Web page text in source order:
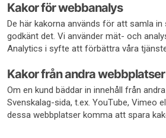
Kakor för webbanalys
De här kakorna används för att samla
godkänt det. Vi använder mät- och
Analytics i syfte att förbättra våra
Kakor från andra webbplatser
Om en kund bäddar in innehåll från
Svenskalag-sida, t.ex. YouTube, Vimeo
dessa webbplatser komma att spara